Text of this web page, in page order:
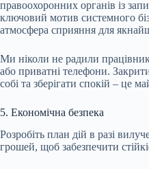
правоохоронних органів із
ключовий мотив системного
атмосфера сприяння для
Ми ніколи не радили
або приватні телефони.
собі та зберігати спокій – це
5. Економічна безпека
Розробіть план дій в разі
грошей, щоб забезпечити